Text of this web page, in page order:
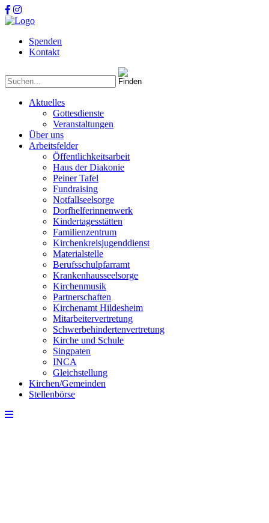
Spenden
Kontakt
Aktuelles
Gottesdienste
Veranstaltungen
Über uns
Arbeitsfelder
Öffentlichkeitsarbeit
Haus der Diakonie
Peiner Tafel
Fundraising
Notfallseelsorge
Dorfhelferinnenwerk
Kindertagesstätten
Familienzentrum
Kirchenkreisjugenddienst
Materialstelle
Berufsschulpfarramt
Krankenhausseelsorge
Kirchenmusik
Partnerschaften
Kirchenamt Hildesheim
Mitarbeitervertretung
Schwerbehindertenvertretung
Kirche und Schule
Singpaten
INCA
Gleichstellung
Kirchen/Gemeinden
Stellenbörse